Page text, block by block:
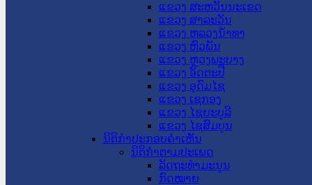
ແຂວງ ສະຫວັນນະເຂດ
ແຂວງ ສາລະວັນ
ແຂວງ ຫລວງນໍ້າທາ
ແຂວງ ຫົວພັນ
ແຂວງ ຫຼວງພະບາງ
ແຂວງ ອັດຕະປື
ແຂວງ ອຸດົມໄຊ
ແຂວງ ເຊກອງ
ແຂວງ ໄຊຍະບູລີ
ແຂວງ ໄຊສົມບູນ
ນິຕິກໍາປະກອບຄໍາເຫັນ
ນິຕິກໍາຕາມປະເພດ
ລັດຖະທໍາມະນູນ
ກົດໝາຍ